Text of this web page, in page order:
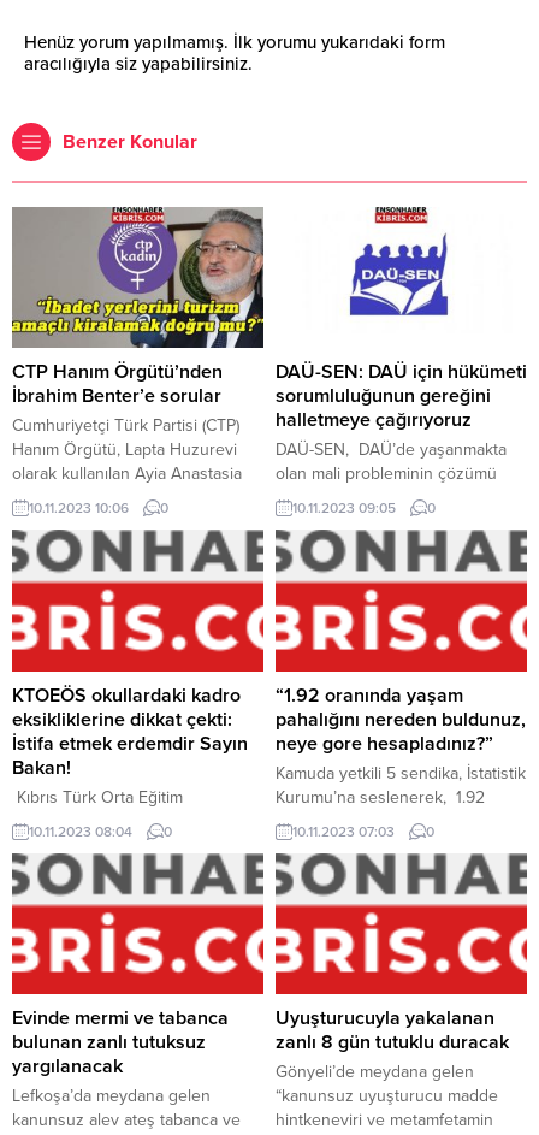
Henüz yorum yapılmamış. İlk yorumu yukarıdaki form
aracılığıyla siz yapabilirsiniz.
Benzer Konular
CTP Hanım Örgütü’nden
İbrahim Benter’e sorular
Cumhuriyetçi Türk Partisi (CTP)
Hanım Örgütü, Lapta Huzurevi
olarak kullanılan Ayia Anastasia
Kilisesi hakkında Kıbrıs Vakıflar
İdaresi Genel Müdürü Prof. Dr.
İbrahim Benter’e sorular sordu.
CTP Hanım Örgütü açıklamasında,
mevzuyla ilgili İbrahim Benter’e
şu sorular soruldu: CTP Hanım
Örgütü açıklamasında, mevzuyla
soruldu: -SANPA LTD....
10.11.2023 10:06 0
DAÜ-SEN: DAÜ için hükümeti
sorumluluğunun gereğini
halletmeye çağırıyoruz
DAÜ-SEN, DAÜ’de yaşanmakta
olan mali probleminin çözümü
için, hükümete sorumluluğunu
tam olarak yerine getirmesi ve
süreçte etkin olması çağrısında
bulunmuş oldu. Bir devlet
üniversitesi olarak DAÜ’nün
toplumun özvarlığı olduğu
belirtlen açıklamada, “ Bu varlığa
geliştirmek hem hükümetin hem
DAÜ yönetimi ile çalışanlarının
sorumluluğudur.” Ifadeleri
kullanıldı....
10.11.2023 09:05 0
KTOEÖS okullardaki kadro
eksikliklerine dikkat çekti:
İstifa etmek erdemdir Sayın
Bakan!
Kıbrıs Türk Orta Eğitim
Öğretmenler Sendikası (KTOEÖS)
Başkanı Selma Fiil, Mesleki Teknik
Öğretim Dairesi ve Genel Orta
Öğretim Dairesi’ne bağlı okullarda
3 müdür, 23 müdür muavini, 18
öğretmen eksikliğinin sürdüğünü
dile getirdi, Ulusal Eğitim
Bakanlığını eleştirdi. Eğitim
Bakanı’nı istifaya çağrı eden Fiil,
kadro eksikliği olan okulların
listesini de verdi....
10.11.2023 08:04 0
“1.92 oranında yaşam
pahalığını nereden buldunuz,
neye gore hesapladınız?”
Kamuda yetkili 5 sendika, İstatistik
Kurumu’na seslenerek, 1.92
oranında açıklanan yaşam
pahalılığının iyi mi bulunduğunu
ve neye gore hesaplandığının
açıklanmasını istedi. Kıbrıs Türk
Kamu Görevlileri Sendikası (Kamu-
Sen), Kıbrıs Türk Kamu Memurları
Sendikası (KTAMS), Kamu İşçileri
Sendikası (Kamu-iş), Kıbrıs Türk
Orta Eğitim Öğretmenler
Sendikası (KTOEÖS) ve Kıbrıs
Türk Öğretmenler Sendikası...
10.11.2023 07:03 0
Evinde mermi ve tabanca
bulunan zanlı tutuksuz
yargılanacak
Lefkoşa’da meydana gelen
kanunsuz alev ateş tabanca ve
Uyuşturucuyla yakalanan
zanlı 8 gün tutuklu duracak
Gönyeli’de meydana gelen
“kanunsuz uyuşturucu madde
hintkeneviri ve metamfetamin